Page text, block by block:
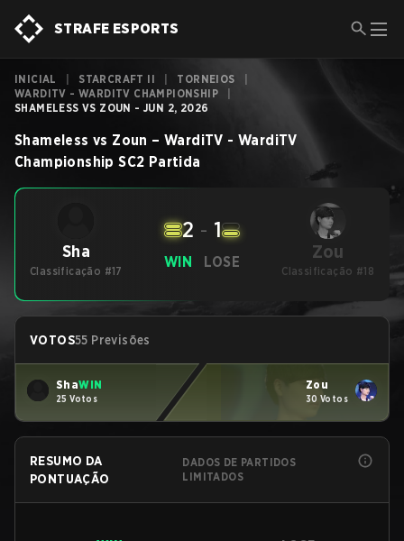
STRAFE ESPORTS
INICIAL STARCRAFT II TORNEIOS
WARDITV - WARDITV CHAMPIONSHIP
SHAMELESS VS ZOUN - JUN 2, 2026
Shameless vs Zoun –WardiTV - WardiTV
Championship SC2 Partida
Sha
Classificação #17
WIN
2 - 1
LOSE Zou
Classificação #18
VOTOS55 Previsões
ShaWIN
25 Votos
Zou
30 Votos
RESUMO DA
PONTUAÇÃO
DADOS DE PARTIDOS
LIMITADOS